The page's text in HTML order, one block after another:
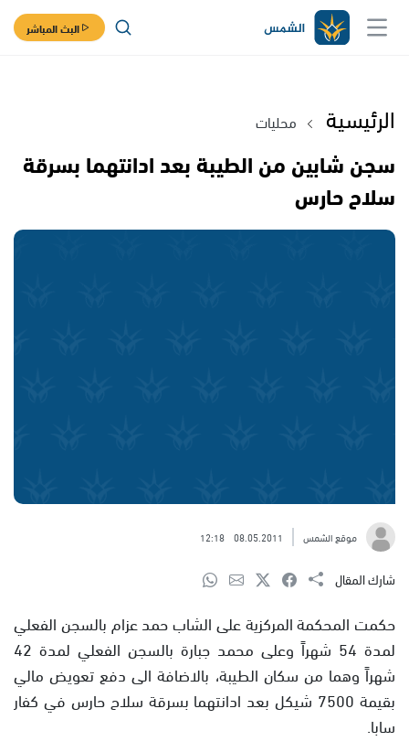
البث المباشر
الرئيسية محليات
سجن شابين من الطيبة بعد ادانتهما بسرقة
سلاح حارس
موقع الشمس 08.05.2011
12:18
شارك المقال
حكمت المحكمة المركزية على الشاب حمد عزام بالسجن الفعلي
لمدة 54 شهراً وعلى محمد جبارة بالسجن الفعلي لمدة 42
شهراً وهما من سكان الطيبة، بالاضافة الى دفع تعويض مالي
بقيمة 7500 شيكل بعد ادانتهما بسرقة سلاح حارس في كفار
سابا.